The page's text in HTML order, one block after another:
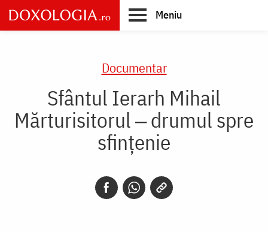
Skip
to
main
Meniu
Documentar
Sfântul Ierarh Mihail
Mărturisitorul ‒ drumul spre
sfințenie